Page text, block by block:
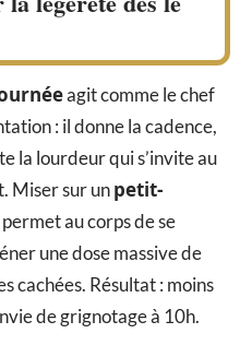
agit comme le chef
: il donne la cadence,
la lourdeur qui s’invite au
Miser sur unpetit-
permet au corps de se
une dose massive de
cachées. Résultat : moins
de grignotage à 10h.